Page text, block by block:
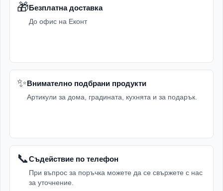
🎁Безплатна доставка
До офис на Еконт
✨Внимателно подбрани продукти
Артикули за дома, градината, кухнята и за подарък.
📞Съдействие по телефон
При въпрос за поръчка можете да се свържете с нас
за уточнение.